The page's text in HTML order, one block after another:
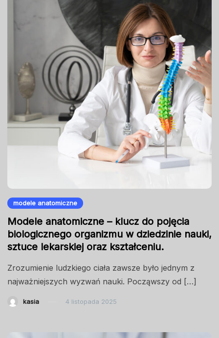
modele anatomiczne
Modele anatomiczne – klucz do pojęcia
biologicznego organizmu w dziedzinie nauki,
sztuce lekarskiej oraz kształceniu.
Zrozumienie ludzkiego ciała zawsze było jednym z
najważniejszych wyzwań nauki. Począwszy od […]
kasia 4 listopada 2025